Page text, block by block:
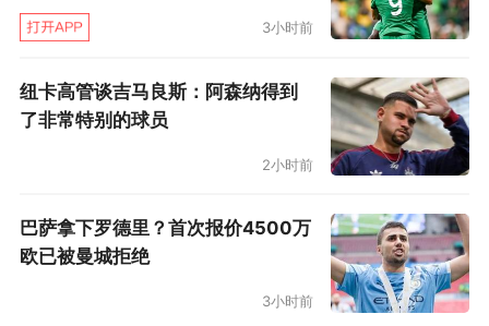
3小时前
纽卡高管谈吉马良斯：阿森纳得到
了非常特别的球员
2小时前
巴萨拿下罗德里？首次报价4500万
欧已被曼城拒绝
3小时前